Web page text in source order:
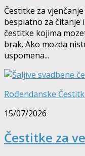
Čestitke za
besplatno za čitanje
čestitke kojima
brak. Ako mozda
uspomena...
Rođendanske
15/07/2026
Čestitke za